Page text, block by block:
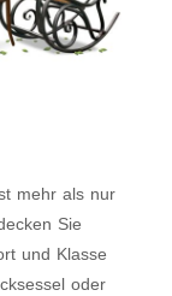
mehr als nur
Sie
und Klasse
oder